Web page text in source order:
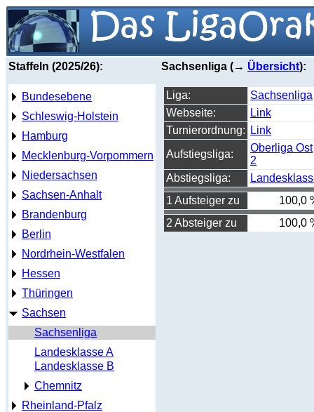
Staffeln (2025/26):
Bundesebene
Schleswig-Holstein
Hamburg
Mecklenburg-Vorpommern
Niedersachsen
Sachsen-Anhalt
Brandenburg
Berlin
Nordrhein-Westfalen
Hessen
Thüringen
Sachsen
Sachsenliga
Landesklasse A
Landesklasse B
Chemnitz
Rheinland-Pfalz
Sachsenliga (→ Übersicht):
Liga:
Sachsenliga
Webseite:
Link
Turnierordnung:
Link
Aufstiegsliga:
Oberliga Ost
2
Abstiegsliga:
1 Aufsteiger zu
100,0
2 Absteiger zu
100,0